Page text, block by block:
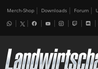
Merch-Shop Downloads Forum